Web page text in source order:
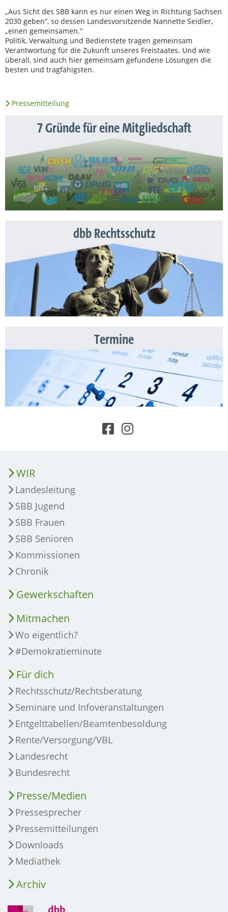
„Aus Sicht des SBB kann es nur einen Weg in Richtung Sachsen
2030 geben“, so dessen Landesvorsitzende Nannette Seidler,
„einen gemeinsamen.“
Politik, Verwaltung und Bedienstete tragen gemeinsam
Verantwortung für die Zukunft unseres Freistaates. Und wie
überall, sind auch hier gemeinsam gefundene Lösungen die
besten und tragfähigsten.
Pressemitteilung
7 Gründe für eine Mitgliedschaft
dbb Rechtsschutz
Termine
WIR
Landesleitung
SBB Jugend
SBB Frauen
SBB Senioren
Kommissionen
Chronik
Gewerkschaften
Mitmachen
Wo eigentlich?
#Demokratieminute
Für dich
Rechtsschutz/Rechtsberatung
Seminare und Infoveranstaltungen
Entgelttabellen/Beamtenbesoldung
Rente/Versorgung/VBL
Landesrecht
Bundesrecht
Presse/Medien
Pressesprecher
Pressemitteilungen
Downloads
Mediathek
Archiv